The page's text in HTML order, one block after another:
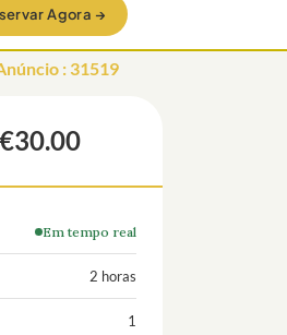
Agora →
: 31519
€30.00
Em tempo real
2 horas
1